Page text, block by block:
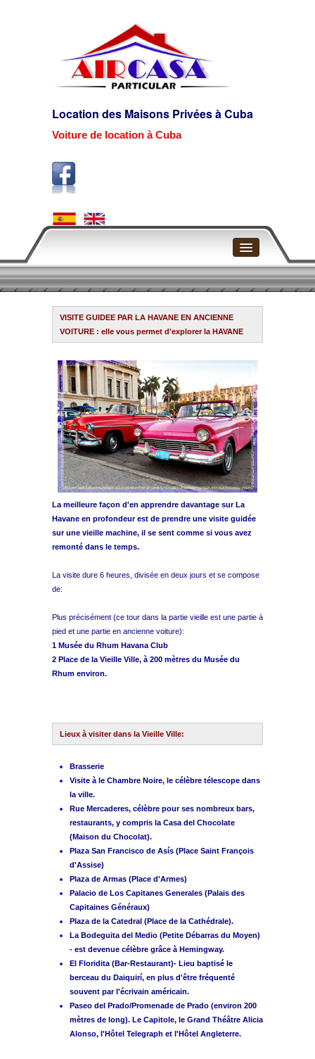
Location des Maisons Privées à Cuba
Voiture de location à Cuba
Page d'accueil
La Havane
Pinar del Rio
Varadero
Cienfuegos
Trinidad
Autres villes
VISITE GUIDEE PAR LA HAVANE EN ANCIENNE
VOITURE : elle vous permet d'explorer la HAVANE
La meilleure façon d'en apprendre davantage sur La
Havane en profondeur est de prendre une visite guidée
sur une vieille machine, il se sent comme si vous avez
remonté dans le temps.
La visite dure 6 heures, divisée en deux jours et se compose
de:
Plus précisément (ce tour dans la partie vieille est une partie à
pied et une partie en ancienne voiture):
1 Musée du Rhum Havana Club
2 Place de la Vieille Ville, à 200 mètres du Musée du
Rhum environ.
Lieux à visiter dans la Vieille Ville:
Brasserie
Visite à le Chambre Noire, le célèbre télescope dans
la ville.
Rue Mercaderes, célèbre pour ses nombreux bars,
restaurants, y compris la Casa del Chocolate
(Maison du Chocolat).
Plaza San Francisco de Asís (Place Saint François
d'Assise)
Plaza de Armas (Place d'Armes)
Palacio de Los Capitanes Generales (Palais des
Capitaines Généraux)
Plaza de la Catedral (Place de la Cathédrale).
La Bodeguita del Medio (Petite Débarras du Moyen)
- est devenue célèbre grâce à Hemingway.
El Floridita (Bar-Restaurant)- Lieu baptisé le
berceau du Daiquirí, en plus d'être fréquenté
souvent par l'écrivain américain.
Paseo del Prado/Promenade de Prado (environ 200
mètres de long). Le Capitole, le Grand Théâtre Alicia
Alonso, l'Hôtel Telegraph et l'Hôtel Angleterre.